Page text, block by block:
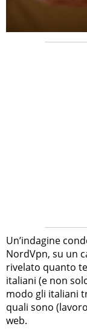
Un’indagine
NordVpn, su un
rivelato quanto
italiani (e non
modo gli italiani
quali sono
web.